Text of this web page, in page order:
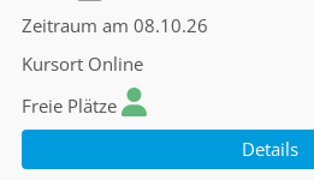
Zeitraum am 08.10.26
Kursort Online
Freie Plätze
Details